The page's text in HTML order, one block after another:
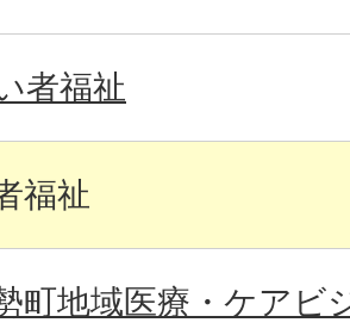
者福祉
福祉
町地域医療・ケアビ